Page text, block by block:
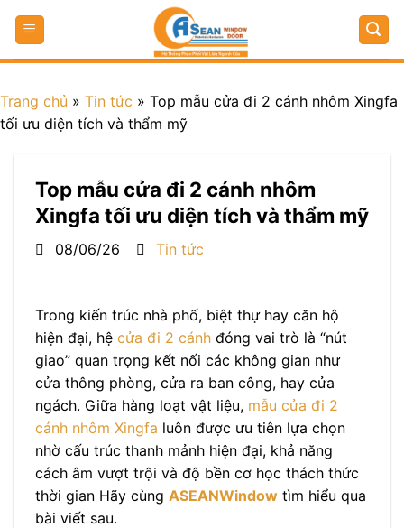
Trang chủ » Tin tức » Top mẫu cửa đi 2 cánh nhôm Xingfa
tối ưu diện tích và thẩm mỹ
Top mẫu cửa đi 2 cánh nhôm
Xingfa tối ưu diện tích và thẩm mỹ
08/06/26 Tin tức
Trong kiến trúc nhà phố, biệt thự hay căn hộ
hiện đại, hệ cửa đi 2 cánh đóng vai trò là “nút
giao” quan trọng kết nối các không gian như
cửa thông phòng, cửa ra ban công, hay cửa
ngách. Giữa hàng loạt vật liệu, mẫu cửa đi 2
cánh nhôm Xingfa luôn được ưu tiên lựa chọn
nhờ cấu trúc thanh mảnh hiện đại, khả năng
cách âm vượt trội và độ bền cơ học thách thức
thời gian Hãy cùng ASEANWindow tìm hiểu qua
bài viết sau.